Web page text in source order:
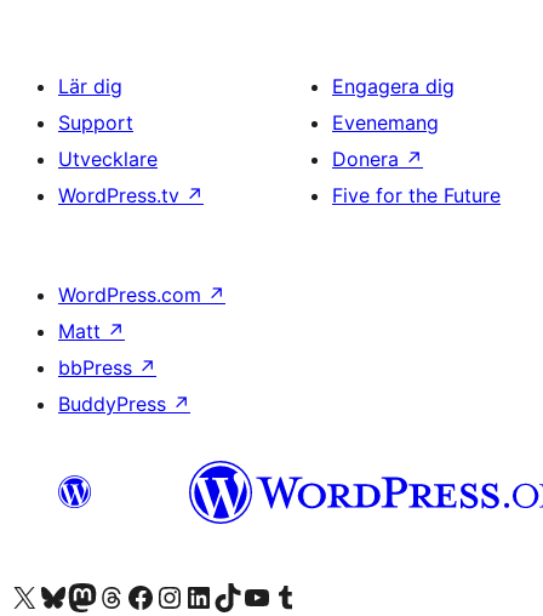
Lär dig
Support
Utvecklare
WordPress.tv ↗
Engagera dig
Evenemang
Donera ↗
Five for the Future
WordPress.com ↗
Matt ↗
bbPress ↗
BuddyPress ↗
Besök vår X-konto (f.d. Twitter)
Besök vårt Bluesky-konto
Besök vårt Mastodon-konto
Besök vårt Thread-konto
Besök vår Facebook-sidaBesök vårt Instagram-konto
Besök vårt LinkedIn-konto
Besök vårt TikTok-konto
Besök vår YouTube-kanalBesök vårt Tumblr-konto